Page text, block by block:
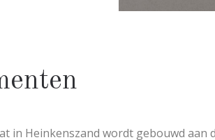
in Heinkenszand wordt gebouwd aan